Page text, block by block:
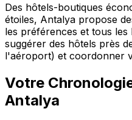
Des hôtels-boutiques
étoiles, Antalya propose
les préférences et tous les
suggérer des hôtels près
l'aéroport) et coordonner
Votre
Antalya